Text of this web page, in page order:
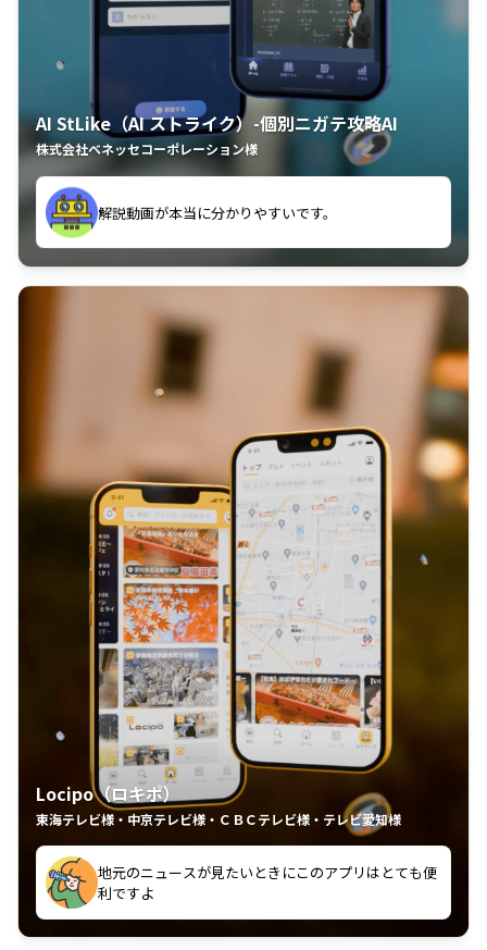
AI StLike（AI ストライク）-個別ニガテ攻略AI
株式会社ベネッセコーポレーション様
古文漢文を主に使わせていただいているが、復習する
のに非常に役立っている。
解説動画が本当に分かりやすいです。
Locipo（ロキポ）
東海テレビ様・中京テレビ様・ＣＢＣテレビ様・テレビ愛知様
中京テレビのおもしろ番組が視聴可能地域外からも見
れるの嬉しいポイント
いつも利用させていただいております！